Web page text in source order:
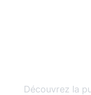
Découvrez la